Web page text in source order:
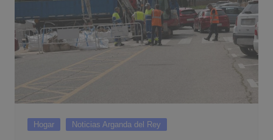
Hogar Noticias Arganda del Rey